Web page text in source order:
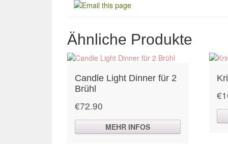
Ähnliche Produkte
Candle Light Dinner für 2
Brühl
€72.90
MEHR INFOS
€